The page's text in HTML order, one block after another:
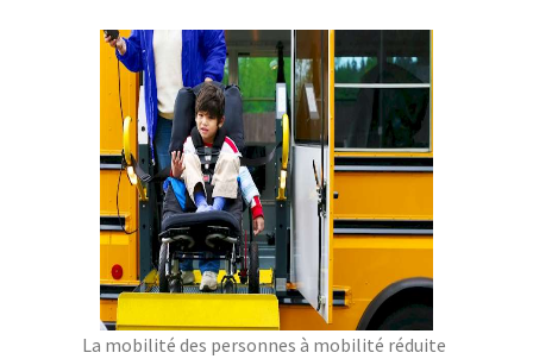
La mobilité des personnes à mobilité réduite